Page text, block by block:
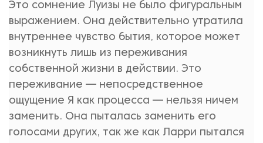
Это сомнение Луизы не было фигуральным
выражением. Она действительно утратила
внутреннее чувство бытия, которое может
возникнуть лишь из переживания
собственной жизни в действии. Это
переживание — непосредственное
ощущение Я как процесса — нельзя ничем
заменить. Она пыталась заменить его
голосами других, так же как Ларри пытался